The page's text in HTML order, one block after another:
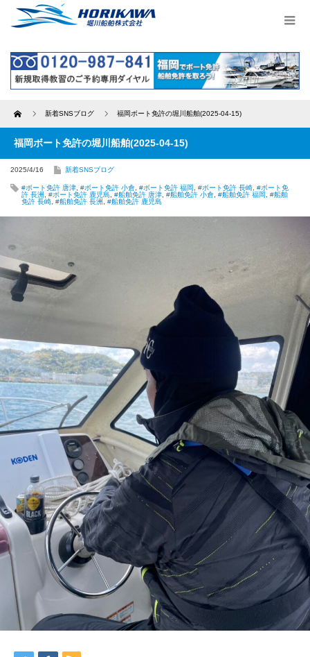
Home 新着SNSブログ 福岡ボート免許の堀川船舶(2025-04-15)
福岡ボート免許の堀川船舶(2025-04-15)
2025/4/16 新着SNSブログ
#ボート免許 唐津 #ボート免許 小倉 #ボート免許 福岡 #ボート免許 長崎 #ボート免
許 長洲
#ボート免許 鹿児島 #船舶免許 唐津 #船舶免許 小倉 #船舶免許 福岡
#船舶
免許 長崎 #船舶免許 長洲 #船舶免許 鹿児島